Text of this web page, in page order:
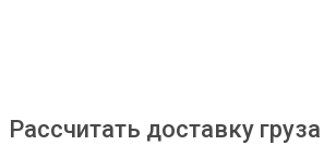
Рассчитать доставку груза